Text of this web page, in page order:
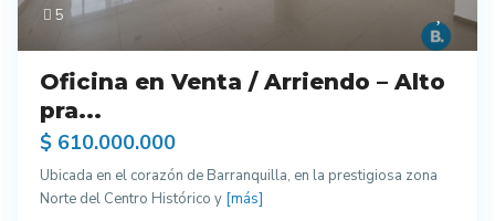
5
Oficina en Venta / Arriendo – Alto
pra...
$ 610.000.000
Ubicada en el corazón de Barranquilla, en la prestigiosa zona
Norte del Centro Histórico y [más]